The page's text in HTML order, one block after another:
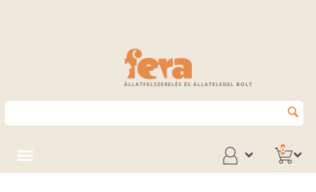
ÁLLATFELSZERELÉS ÉS ÁLLATELEDEL BOLT
0